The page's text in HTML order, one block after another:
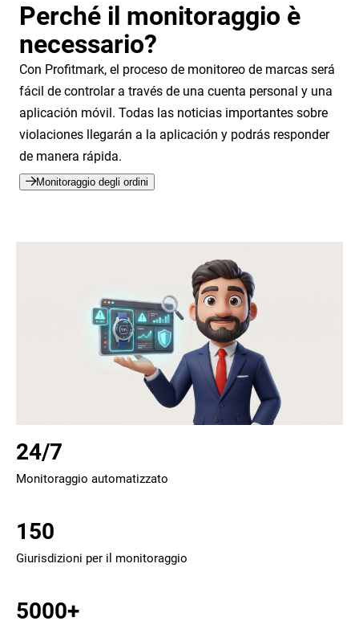
Perché il monitoraggio è
necessario?
Con Profitmark, el proceso de monitoreo de marcas será
fácil de controlar a través de una cuenta personal y una
aplicación móvil. Todas las noticias importantes sobre
violaciones llegarán a la aplicación y podrás responder
de manera rápida.
Monitoraggio degli ordini
24/7
Monitoraggio automatizzato
150
Giurisdizioni per il monitoraggio
5000+